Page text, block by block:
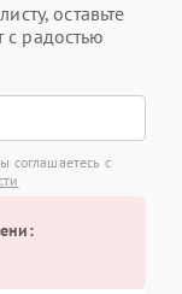
оставьте
радостью
соглашаетесь с